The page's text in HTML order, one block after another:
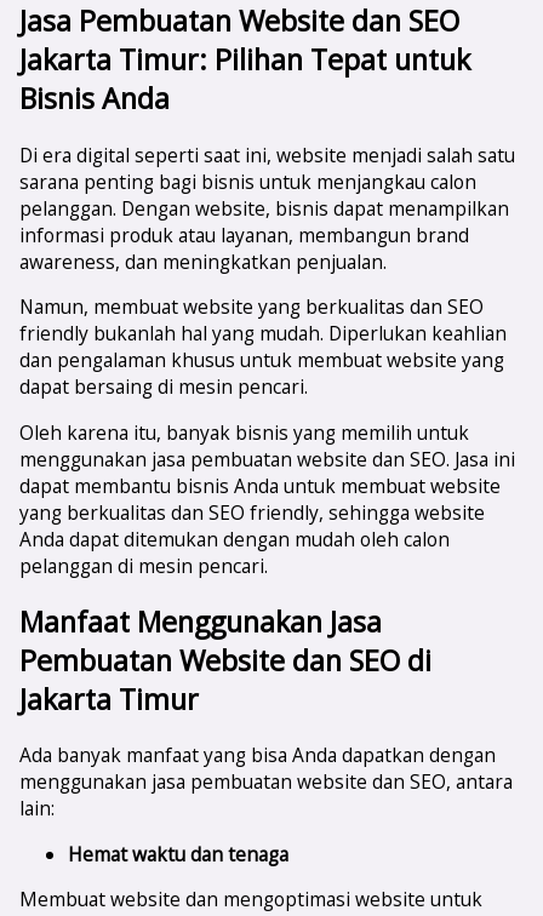
Jasa Pembuatan Website dan SEO
Jakarta Timur: Pilihan Tepat untuk
Bisnis Anda
Di era digital seperti saat ini, website menjadi salah satu
sarana penting bagi bisnis untuk menjangkau calon
pelanggan. Dengan website, bisnis dapat menampilkan
informasi produk atau layanan, membangun brand
awareness, dan meningkatkan penjualan.
Namun, membuat website yang berkualitas dan SEO
friendly bukanlah hal yang mudah. Diperlukan keahlian
dan pengalaman khusus untuk membuat website yang
dapat bersaing di mesin pencari.
Oleh karena itu, banyak bisnis yang memilih untuk
menggunakan jasa pembuatan website dan SEO. Jasa ini
dapat membantu bisnis Anda untuk membuat website
yang berkualitas dan SEO friendly, sehingga website
Anda dapat ditemukan dengan mudah oleh calon
pelanggan di mesin pencari.
Manfaat Menggunakan Jasa
Pembuatan Website dan SEO di
Jakarta Timur
Ada banyak manfaat yang bisa Anda dapatkan dengan
menggunakan jasa pembuatan website dan SEO, antara
lain:
Hemat waktu dan tenaga
Membuat website dan mengoptimasi website untuk